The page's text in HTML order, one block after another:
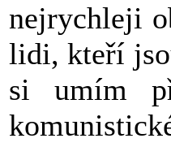
nejrychleji
lidi, kteří
si umím